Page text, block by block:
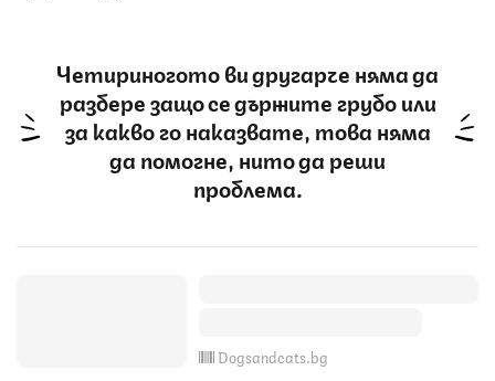
Четириногото ви другарче няма да
разбере защо се държите грубо или
за какво го наказвате, това няма
да помогне, нито да реши
проблема.
Dogsandcats.bg